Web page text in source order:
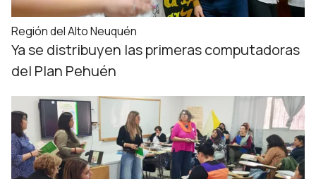
Región del Alto Neuquén
Ya se distribuyen las primeras computadoras
del Plan Pehuén